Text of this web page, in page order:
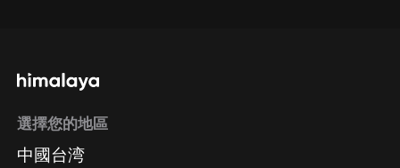
選擇您的地區
中國台湾